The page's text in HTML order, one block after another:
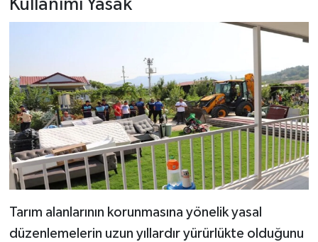
Kullanımı Yasak
Tarım alanlarının korunmasına yönelik yasal
düzenlemelerin uzun yıllardır yürürlükte olduğunu
Ulusal Haberler
Teknoloji Haberleri
Siyaset Haberleri
Dünya Haberleri
Yerel Haberler